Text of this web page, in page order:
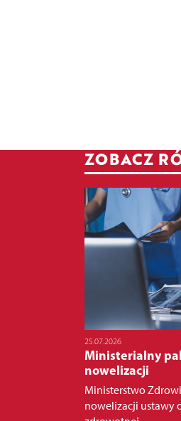
ZOBACZ
25.07.2026
Ministerialny
nowelizacji
Ministerstwo
nowelizacji ustawy